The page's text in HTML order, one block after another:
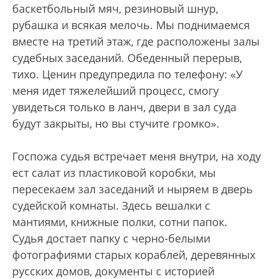
баскетбольный мяч, резиновый шнур,
рубашка и всякая мелочь. Мы поднимаемся
вместе на третий этаж, где расположены залы
судебных заседаний. Обеденный перерыв,
тихо. Ценин предупредила по телефону: «У
меня идет тяжелейший процесс, смогу
увидеться только в ланч, двери в зал суда
будут закрыты, но вы стучите громко».
Госпожа судья встречает меня внутри, на ходу
ест салат из пластиковой коробки, мы
пересекаем зал заседаний и ныряем в дверь
судейской комнаты. Здесь вешалки с
мантиями, книжные полки, сотни папок.
Судья достает папку с черно-белыми
фотографиями старых кораблей, деревянных
русских домов, документы с историей